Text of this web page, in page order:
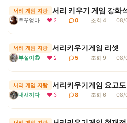
서리 게임 자랑 서리 키우기 게임 강화
뿌꾸엉아 ❤ 2 0 조회 4 08/
서리 게임 자랑 서리키우기게임 리셋
부설이😍 ❤ 2 5 조회 9 08/
서리 게임 자랑 서리키우기게임 요고
내새끼다 ❤ 3 8 조회 6 08/